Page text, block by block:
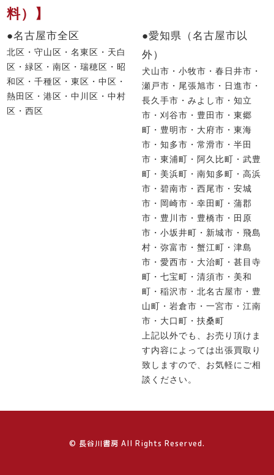
料）】
●名古屋市全区
北区・守山区・名東区・天白
区・緑区・南区・瑞穂区・昭
和区・千種区・東区・中区・
熱田区・港区・中川区・中村
区・西区
●愛知県（名古屋市以
外）
犬山市・小牧市・春日井市・
瀬戸市・尾張旭市・日進市・
長久手市・みよし市・知立
市・刈谷市・豊田市・東郷
町・豊明市・大府市・東海
市・知多市・常滑市・半田
市・東浦町・阿久比町・武豊
町・美浜町・南知多町・高浜
市・碧南市・西尾市・安城
市・岡崎市・幸田町・蒲郡
市・豊川市・豊橋市・田原
市・小坂井町・新城市・飛島
村・弥富市・蟹江町・津島
市・愛西市・大治町・甚目寺
町・七宝町・清須市・美和
町・稲沢市・北名古屋市・豊
山町・岩倉市・一宮市・江南
市・大口町・扶桑町
上記以外でも、お売り頂けま
す内容によっては出張買取り
致しますので、お気軽にご相
談ください。
© 長谷川書房 All Rights Reserved.